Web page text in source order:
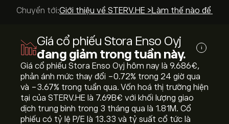
Chuyển tới:Giới thiệu về STERV.HE > Làm thế nào để
Giá cổ phiếu Stora Enso Oyj
đang giảm trong tuần này.
i
Giá cổ phiếu Stora Enso Oyj hôm nay là 9.686‎€‎,
phản ánh mức thay đổi ‎-0.72‎% trong 24 giờ qua
và ‎-3.67‎% trong tuần qua. Vốn hoá thị trường hiện
tại của STERV.HE là 7.69B‎€‎ với khối lượng giao
dịch trung bình trong 3 tháng qua là 1.81M. Cổ
phiếu có tỷ lệ P/E là 13.33 và tỷ suất cổ tức là